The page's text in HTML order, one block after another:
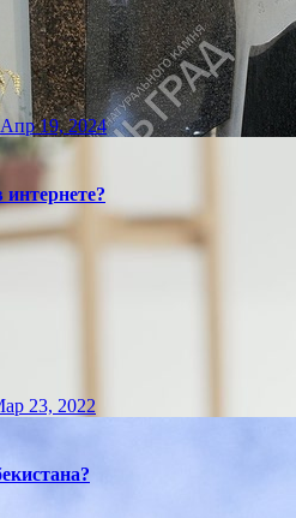
Апр 19, 2024
23, 2022